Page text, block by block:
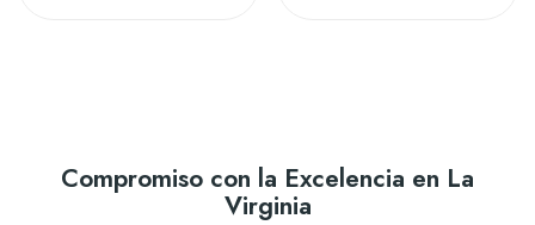
Compromiso con la Excelencia en La
Virginia